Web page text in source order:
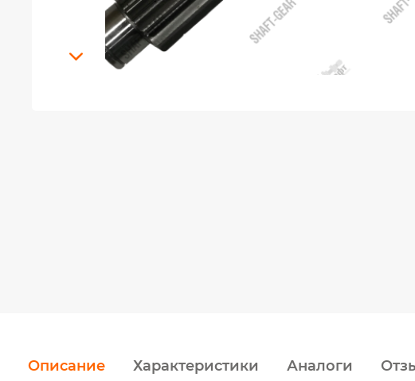
Описание Характеристики Аналоги